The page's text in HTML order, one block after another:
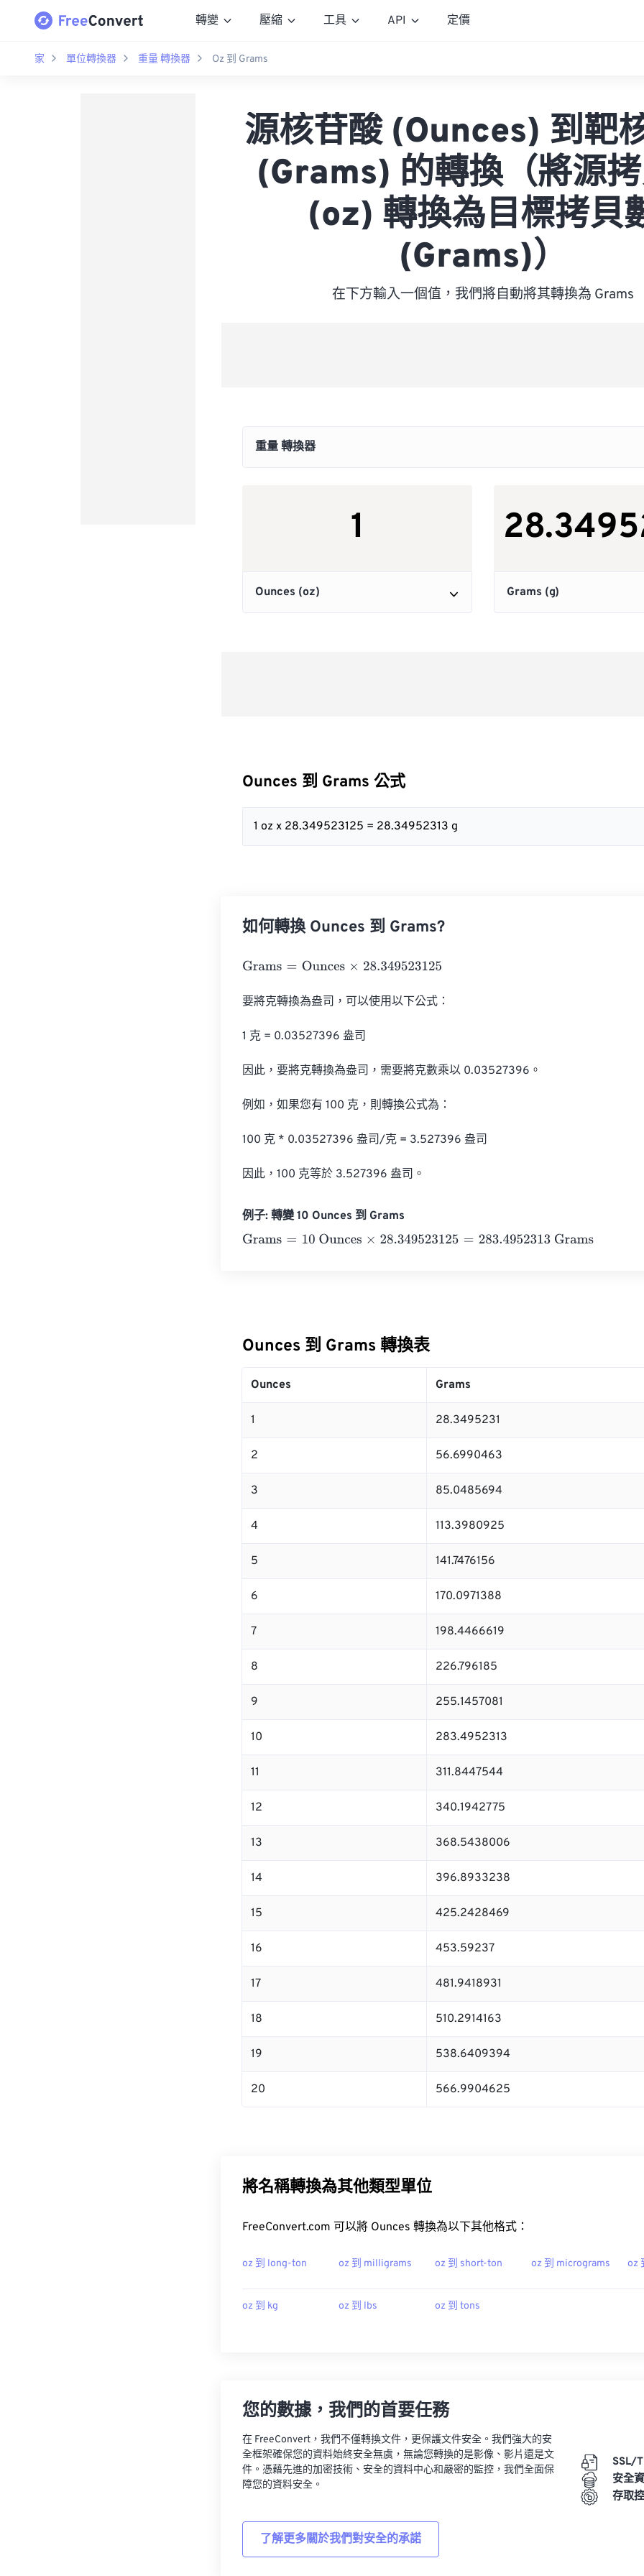
轉變 壓縮 工具 API 定價
家 單位轉換器 重量 轉換器 Oz 到 Grams
源核苷酸 (Ounces) 到靶
(Grams) 的轉換（將源
(oz) 轉換為目標拷貝
(Grams)）
在下方輸入一個值，我們將自動將其轉換為 Grams
Ounces 到 Grams 公式
1 oz x 28.349523125 = 28.34952313 g
如何轉換 Ounces 到 Grams?
Grams= Ounces×28.349523125
要將克轉換為盎司，可以使用以下公式：
1 克 = 0.03527396 盎司
因此，要將克轉換為盎司，需要將克數乘以 0.03527396。
例如，如果您有 100 克，則轉換公式為：
100 克 * 0.03527396 盎司/克 = 3.527396 盎司
因此，100 克等於 3.527396 盎司。
例子: 轉變 10 Ounces 到 Grams
Grams= 10 Ounces×28.349523125=283.4952313 Grams
Ounces 到 Grams 轉換表
Ounces Grams
1 28.3495231
2 56.6990463
3 85.0485694
4 113.3980925
5 141.7476156
6 170.0971388
7 198.4466619
8 226.796185
9 255.1457081
10 283.4952313
11 311.8447544
12 340.1942775
13 368.5438006
14 396.8933238
15 425.2428469
16 453.59237
17 481.9418931
18 510.2914163
19 538.6409394
20 566.9904625
將名稱轉換為其他類型單位
FreeConvert.com 可以將 Ounces 轉換為以下其他格式：
oz 到 long-ton oz 到 milligrams oz 到 short-ton oz 到 micrograms oz
oz 到 kg oz 到 lbs oz 到 tons
您的數據，我們的首要任務
在 FreeConvert，我們不僅轉換文件，更保護文件安全。我們強大的安
全框架確保您的資料始終安全無虞，無論您轉換的是影像、影片還是文
件。憑藉先進的加密技術、安全的資料中心和嚴密的監控，我們全面保
障您的資料安全。
了解更多關於我們對安全的承諾
SSL/
安全
存取